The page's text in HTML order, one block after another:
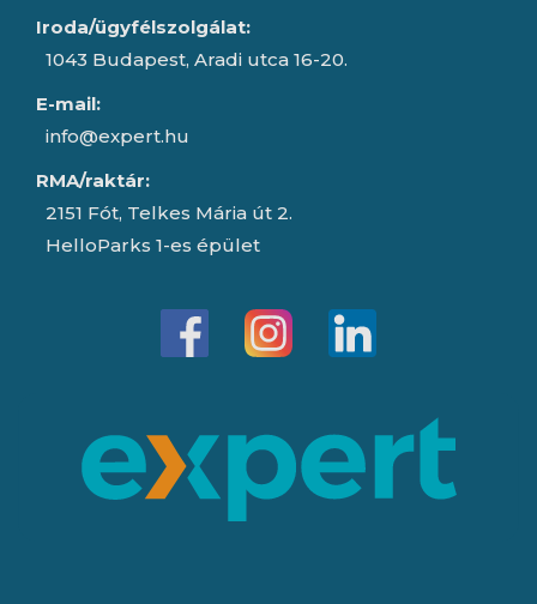
Iroda/ügyfélszolgálat:
1043 Budapest, Aradi utca 16-20.
E-mail:
info@expert.hu
RMA/raktár:
2151 Fót, Telkes Mária út 2.
HelloParks 1-es épület